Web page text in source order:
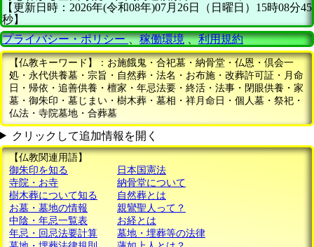
【更新日時：2026年(令和08年)07月26日（日曜日）15時08分45
秒】
プライバシー・ポリシー、稼働環境、利用規約
【仏教キーワード】：お施餓鬼・合祀墓・納骨堂・仏恩・倶会一
処・永代供養墓・宗旨・自然葬・法名・お布施・改葬許可証・月命
日・帰依・追善供養・檀家・年忌法要・終活・法事・閉眼供養・家
墓・御朱印・墓じまい・樹木葬・墓相・祥月命日・個人墓・祭祀・
仏法・寺院墓地・合葬墓
クリックして追加情報を開く
【仏教関連用語】
御朱印を知る
日本国憲法
寺院・お寺
納骨堂について
樹木葬について知る
自然葬とは
お墓・墓地の情報
親鸞聖人って？
中陰・年忌一覧表
お経とは
年忌・回忌法要計算
墓地・埋葬等の法律